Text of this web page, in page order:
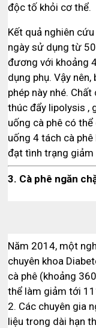
độc tố khỏi cơ thể.
Kết quả nghiên
ngày sử dụng từ
đương với khoảng
dụng phụ. Vậy
phép này nhé.
thúc đẩy lipolysis ,
uống cà phê có
uống 4 tách cà
đạt tình trạng giảm
3. Cà phê ngăn
Năm 2014, một
chuyên khoa
cà phê (khoảng
thể làm giảm tới
2. Các chuyên gia
liệu trong dài hạn